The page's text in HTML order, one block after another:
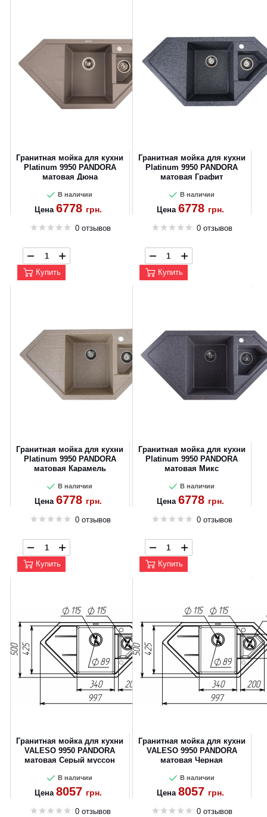
Гранитная мойка для кухни
Platinum 9950 PANDORA
матовая Дюна
В наличии
Цена 6778 грн.
0 отзывов
Купить
Гранитная мойка для кухни
Platinum 9950 PANDORA
матовая Графит
В наличии
Цена 6778 грн.
0 отзывов
Купить
Гранитная мойка для кухни
Platinum 9950 PANDORA
матовая Карамель
В наличии
Цена 6778 грн.
0 отзывов
Купить
Гранитная мойка для кухни
Platinum 9950 PANDORA
матовая Микс
В наличии
Цена 6778 грн.
0 отзывов
Купить
Гранитная мойка для кухни
VALESO 9950 PANDORA
матовая Серый муссон
В наличии
Цена 8057 грн.
0 отзывов
Гранитная мойка для кухни
VALESO 9950 PANDORA
матовая Черная
В наличии
Цена 8057 грн.
0 отзывов